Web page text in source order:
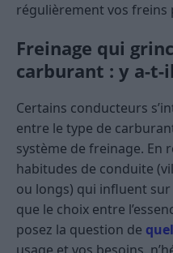
régulièrement vos freins
Freinage qui
carburant : y a-t-
Certains conducteurs
entre le type de
système de freinage. En
habitudes de conduite
ou longs) qui influent sur
que le choix entre
posez la question de